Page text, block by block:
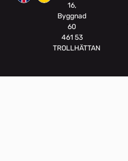
16,
Byggnad
60
461 53
TROLLHÄTTAN